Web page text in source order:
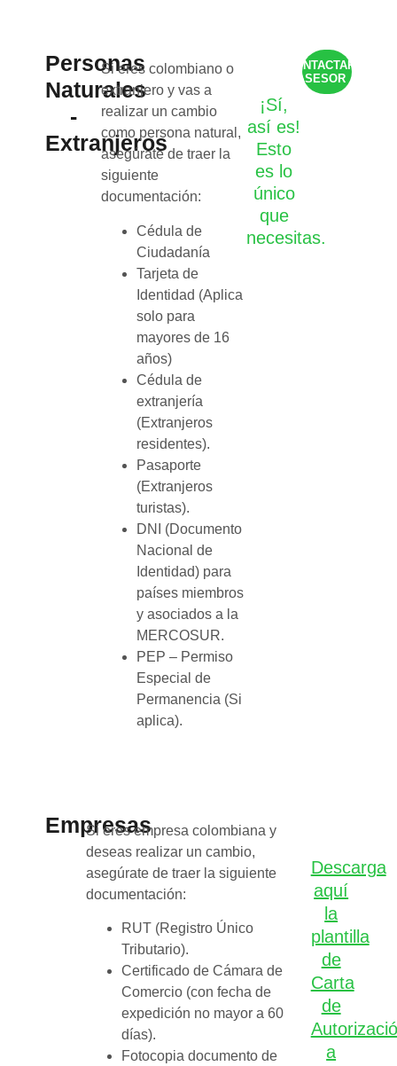
Personas
Naturales
-
Extranjeros
Si eres colombiano o
extranjero y vas a
realizar un cambio
como persona natural,
asegúrate de traer la
siguiente
documentación:
Cédula de
Ciudadanía
Tarjeta de
Identidad (Aplica
solo para
mayores de 16
años)
Cédula de
extranjería
(Extranjeros
residentes).
Pasaporte
(Extranjeros
turistas).
DNI (Documento
Nacional de
Identidad) para
países miembros
y asociados a la
MERCOSUR.
PEP – Permiso
Especial de
Permanencia (Si
aplica).
¡Sí,
así es!
Esto
es lo
único
que
necesitas.
CONTACTAR
ASESOR
Empresas
Si eres empresa colombiana y
deseas realizar un cambio,
asegúrate de traer la siguiente
documentación:
RUT (Registro Único
Tributario).
Certificado de Cámara de
Comercio (con fecha de
expedición no mayor a 60
días).
Fotocopia documento de
Descarga
aquí
la
plantilla
de
Carta
de
a